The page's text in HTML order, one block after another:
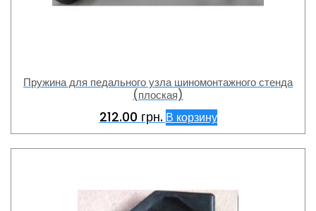
Пружина для педального узла шиномонтажного стенда
(плоская)
212.00 грн. В корзину